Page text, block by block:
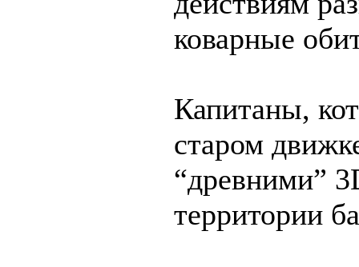
коварные
Капитаны,
старом
“древними”
территории